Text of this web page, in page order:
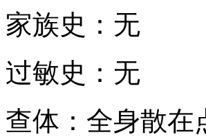
家族史：无
过敏史：无
查体：全身散在